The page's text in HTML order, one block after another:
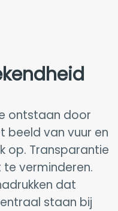
ontstaan door
beeld van vuur en
op. Transparantie
verminderen.
dat
staan bij